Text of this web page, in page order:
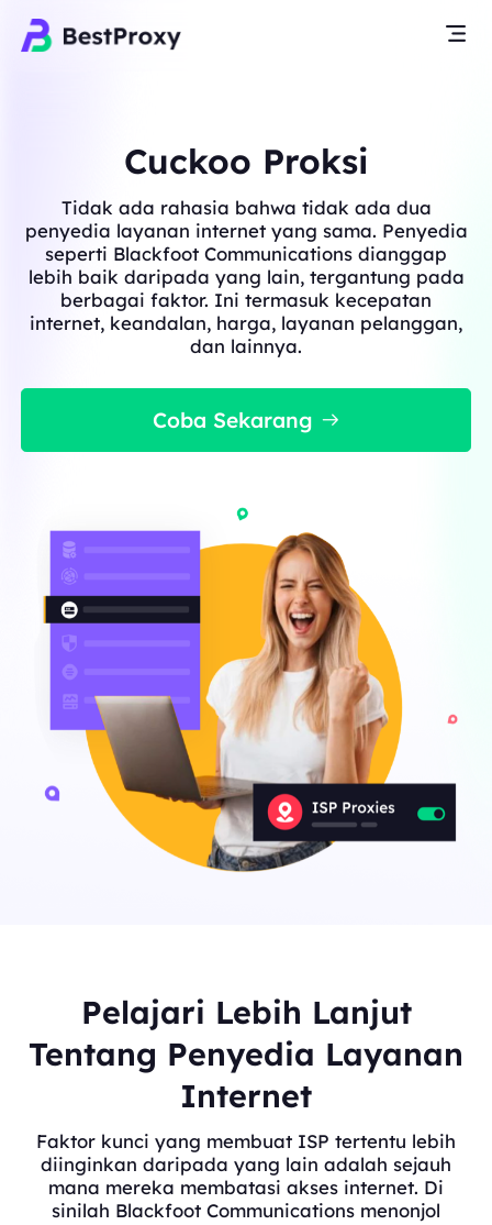
Cuckoo Proksi
Tidak ada rahasia bahwa tidak ada dua
penyedia layanan internet yang sama. Penyedia
seperti Blackfoot Communications dianggap
lebih baik daripada yang lain, tergantung pada
berbagai faktor. Ini termasuk kecepatan
internet, keandalan, harga, layanan pelanggan,
dan lainnya.
Coba Sekarang
Pelajari Lebih Lanjut
Tentang Penyedia Layanan
Internet
Faktor kunci yang membuat ISP tertentu lebih
diinginkan daripada yang lain adalah sejauh
mana mereka membatasi akses internet. Di
sinilah Blackfoot Communications menonjol